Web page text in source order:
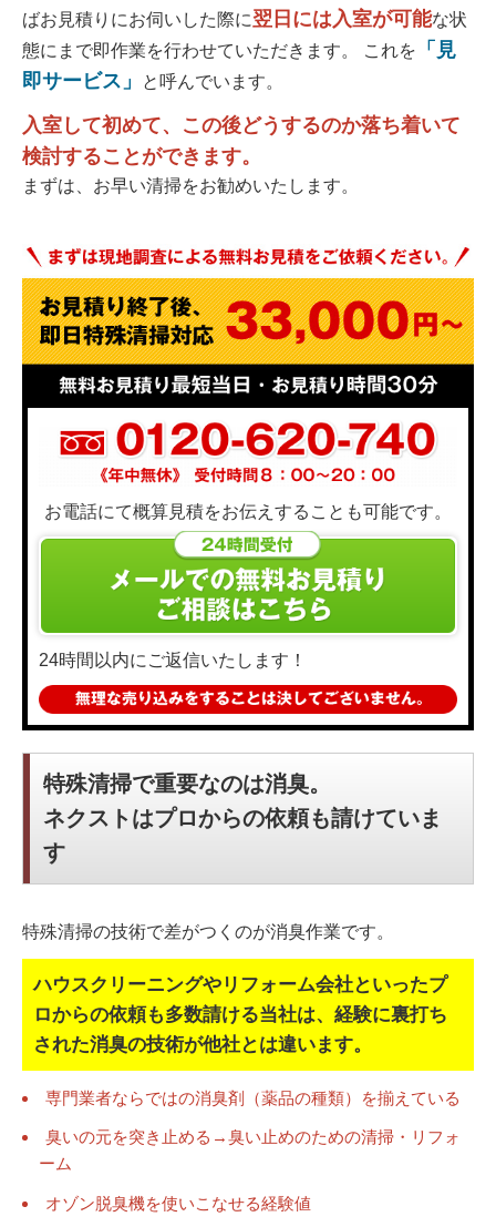
ばお見積りにお伺いした際に翌日には入室が可能な状
態にまで即作業を行わせていただきます。 これを
「見
即サービス」
と呼んでいます。
入室して初めて、この後どうするのか落ち着いて
検討することができます。
まずは、お早い清掃をお勧めいたします。
お電話にて概算見積をお伝えすることも可能です。
24時間以内にご返信いたします！
特殊清掃で重要なのは消臭。
ネクストはプロからの依頼も請けていま
す
特殊清掃の技術で差がつくのが消臭作業です。
ハウスクリーニングやリフォーム会社といったプ
ロからの依頼も多数請ける当社は、 経験に裏打ち
された消臭の技術が他社とは違います。
専門業者ならではの消臭剤（薬品の種類）を揃えている
臭いの元を突き止める→臭い止めのための清掃・リフォ
ーム
オゾン脱臭機を使いこなせる経験値